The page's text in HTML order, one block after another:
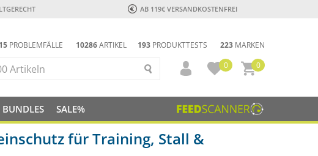
AB 119€ VERSANDKOSTENFREI
193 PRODUKTTESTS 223 MARKEN
PROBLEMFÄLLE 10286ARTIKEL
0
0
BUNDLES SALE%
für Training, Stall &